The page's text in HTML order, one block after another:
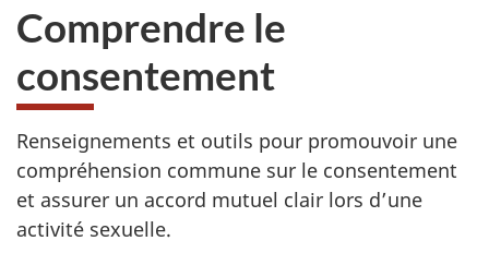
Comprendre le
consentement
Renseignements et outils pour promouvoir une
compréhension commune sur le consentement
et assurer un accord mutuel clair lors d’une
activité sexuelle.